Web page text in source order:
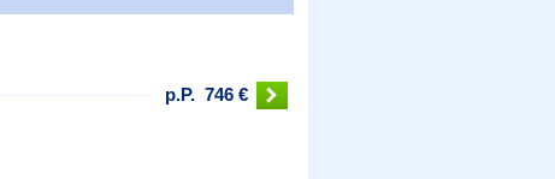
p.P. 746 €